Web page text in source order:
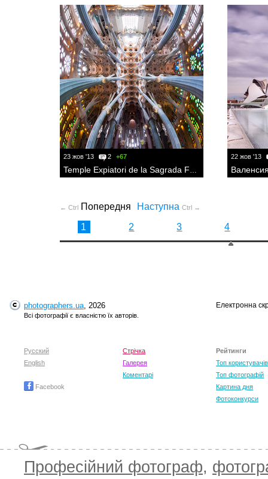
23 жов '13 2 +67
Temple Expiatori de la Sagrada Familia
22 жов '13
← Ctrl Попередня Наступна Ctrl →
1 2 3 4
photographers.ua, 2026
Всі фотографії є власністю їх авторів.
Електронна
Русский
English
Facebook
Стрічка
Галерея
Коментарі
Рейтинги
Топ користувачів
Топ фотографій
Картина дня
Фотоконкурси
Професійний фотограф,